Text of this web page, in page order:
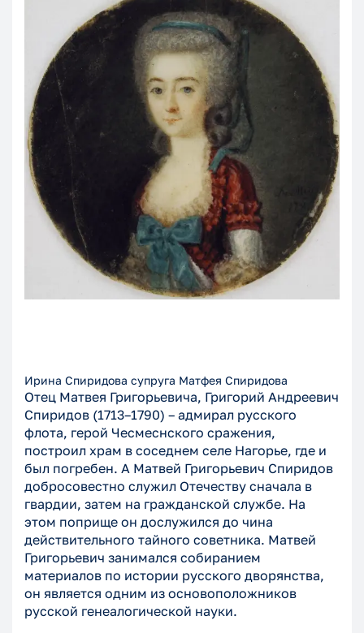
Ирина Спиридова супруга Матфея Спиридова
Отец Матвея Григорьевича, Григорий Андреевич
Спиридов (1713–1790) – адмирал русского
флота, герой Чесмеснского сражения,
построил храм в соседнем селе Нагорье, где и
был погребен. А Матвей Григорьевич Спиридов
добросовестно служил Отечеству сначала в
гвардии, затем на гражданской службе. На
этом поприще он дослужился до чина
действительного тайного советника. Матвей
Григорьевич занимался собиранием
материалов по истории русского дворянства,
он является одним из основоположников
русской генеалогической науки.